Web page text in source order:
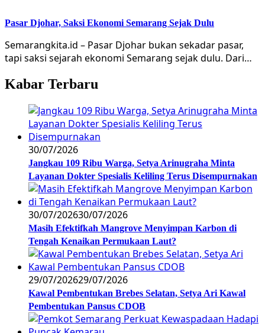
Pasar Djohar, Saksi Ekonomi Semarang Sejak Dulu
Semarangkita.id – Pasar Djohar bukan sekadar pasar,
tapi saksi sejarah ekonomi Semarang sejak dulu. Dari…
Kabar Terbaru
30/07/2026
Jangkau 109 Ribu Warga, Setya Arinugraha Minta
Layanan Dokter Spesialis Keliling Terus Disempurnakan
30/07/202630/07/2026
Masih Efektifkah Mangrove Menyimpan Karbon di
Tengah Kenaikan Permukaan Laut?
29/07/202629/07/2026
Kawal Pembentukan Brebes Selatan, Setya Ari Kawal
Pembentukan Pansus CDOB